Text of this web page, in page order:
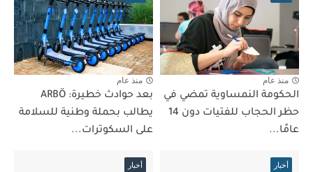
منذ عام
الحكومة النمساوية تمضي في
حظر الحجاب للفتيات دون 14
عامًا...
منذ عام
بعد حوادث خطيرة: ARBÖ
يطالب بحملة وطنية للسلامة
على السكوترات...
أخبار أخبار